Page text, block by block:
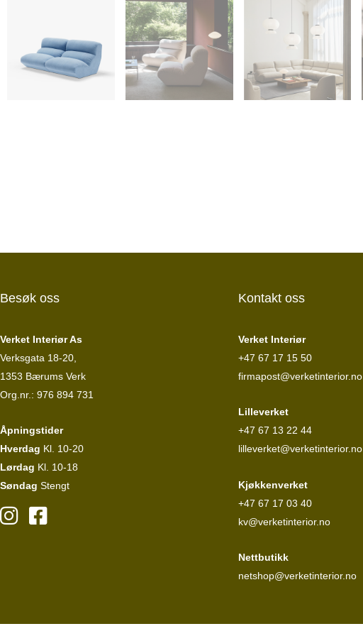
Besøk oss
Verket Interiør As
Verksgata 18-20,
1353 Bærums Verk
Org.nr.: 976 894 731
Åpningstider
Hverdag Kl. 10-20
Lørdag Kl. 10-18
Søndag Stengt
Kontakt oss
Verket Interiør
+47 67 17 15 50
firmapost@verketinterior.no
Lilleverket
+47 67 13 22 44
lilleverket@verketinterior.no
Kjøkkenverket
+47 67 17 03 40
kv@verketinterior.no
Nettbutikk
netshop@verketinterior.no